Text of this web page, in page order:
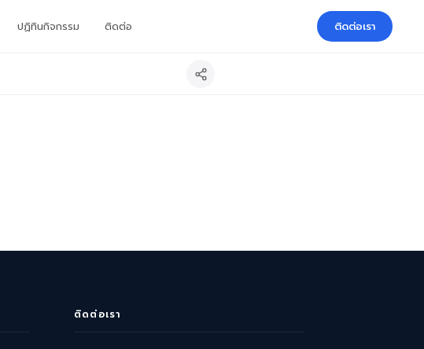
ปฏิทินกิจกรรม ติดต่อ ติดต่อเรา
ติดต่อเรา